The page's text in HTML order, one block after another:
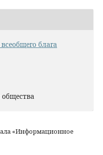
блага
«Информационное